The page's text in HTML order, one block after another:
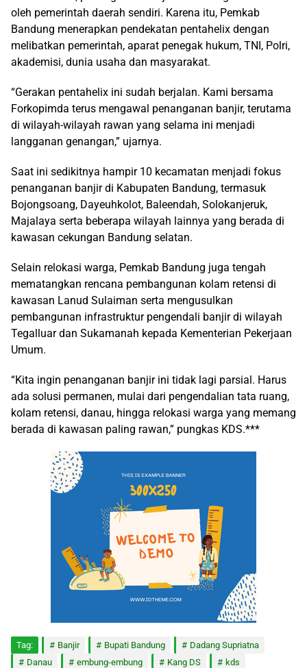
oleh pemerintah daerah sendiri. Karena itu, Pemkab
Bandung menerapkan pendekatan pentahelix dengan
melibatkan pemerintah, aparat penegak hukum, TNI, Polri,
akademisi, dunia usaha dan masyarakat.
“Gerakan pentahelix ini sudah berjalan. Kami bersama
Forkopimda terus mengawal penanganan banjir, terutama
di wilayah-wilayah rawan yang selama ini menjadi
langganan genangan,” ujarnya.
Saat ini sedikitnya hampir 10 kecamatan menjadi fokus
penanganan banjir di Kabupaten Bandung, termasuk
Bojongsoang, Dayeuhkolot, Baleendah, Solokanjeruk,
Majalaya serta beberapa wilayah lainnya yang berada di
kawasan cekungan Bandung selatan.
Selain relokasi warga, Pemkab Bandung juga tengah
mematangkan rencana pembangunan kolam retensi di
kawasan Lanud Sulaiman serta mengusulkan
pembangunan infrastruktur pengendali banjir di wilayah
Tegalluar dan Sukamanah kepada Kementerian Pekerjaan
Umum.
“Kita ingin penanganan banjir ini tidak lagi parsial. Harus
ada solusi permanen, mulai dari pengendalian tata ruang,
kolam retensi, danau, hingga relokasi warga yang memang
berada di kawasan paling rawan,” pungkas KDS.***
Tag: Banjir Bupati Bandung
Dadang Supriatna
Danau
embung-embung Kang DS
kds